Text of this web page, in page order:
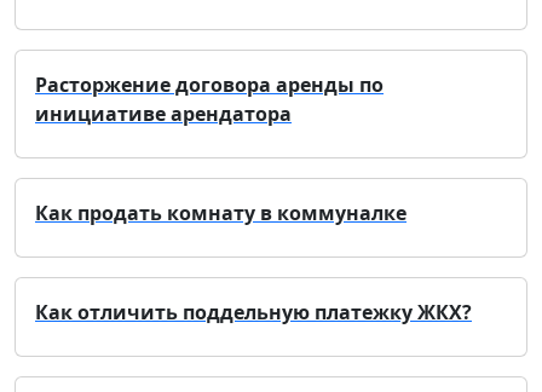
Расторжение договора аренды по
инициативе арендатора
Как продать комнату в коммуналке
Как отличить поддельную платежку ЖКХ?